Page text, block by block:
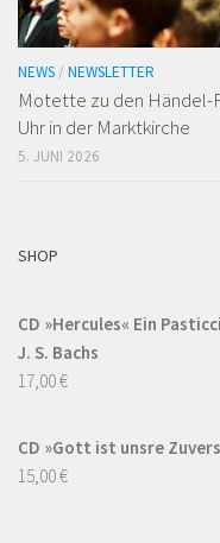
NEWS / NEWSLETTER
Motette zu den Händel-
Uhr in der Marktkirche
5. JUNI 2026
SHOP
CD »Hercules« Ein
J. S. Bachs
17,00€
CD »Gott ist unsre
15,00€